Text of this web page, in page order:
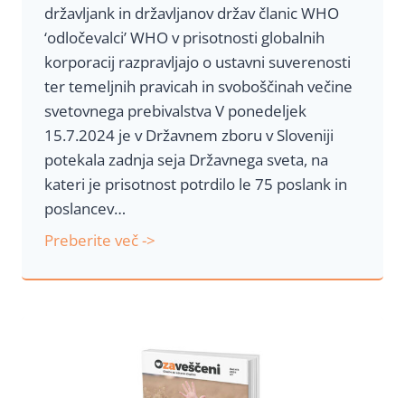
državljank in državljanov držav članic WHO
‘odločevalci’ WHO v prisotnosti globalnih
korporacij razpravljajo o ustavni suverenosti
ter temeljnih pravicah in svoboščinah večine
svetovnega prebivalstva V ponedeljek
15.7.2024 je v Državnem zboru v Sloveniji
potekala zadnja seja Državnega sveta, na
kateri je prisotnost potrdilo le 75 poslank in
poslancev…
Preberite več ->
n
a